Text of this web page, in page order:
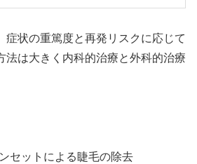
症状の重篤度と再発リスクに応じて
法は大きく内科的治療と外科的治療
セットによる睫毛の除去